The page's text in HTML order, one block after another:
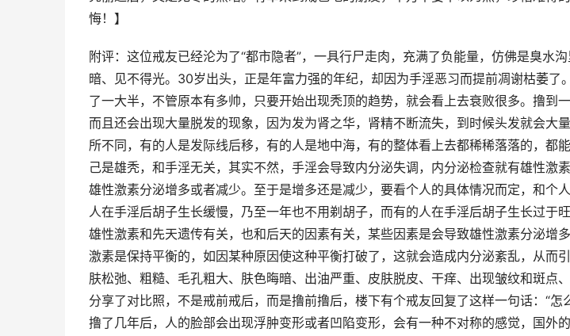
悔！】
附评：这位戒友已经沦为了“都市隐者”，一具行尸走肉，充满了负能量，仿佛是臭水
暗、见不得光。30岁出头，正是年富力强的年纪，却因为手淫恶习而提前凋谢枯萎了
了一大半，不管原本有多帅，只要开始出现秃顶的趋势，就会看上去衰败很多。撸到
而且还会出现大量脱发的现象，因为发为肾之华，肾精不断流失，到时候头发就会大
所不同，有的人是发际线后移，有的人是地中海，有的整体看上去都稀稀落落的，都
己是雄秃，和手淫无关，其实不然，手淫会导致内分泌失调，内分泌检查就有雄性激
雄性激素分泌增多或者减少。至于是增多还是减少，要看个人的具体情况而定，和个
人在手淫后胡子生长缓慢，乃至一年也不用剃胡子，而有的人在手淫后胡子生长过于
雄性激素和先天遗传有关，也和后天的因素有关，某些因素是会导致雄性激素分泌增
激素是保持平衡的，如因某种原因使这种平衡打破了，这就会造成内分泌紊乱，从而
肤松弛、粗糙、毛孔粗大、肤色晦暗、出油严重、皮肤脱皮、干痒、出现皱纹和斑点
分享了对比照，不是戒前戒后，而是撸前撸后，楼下有个戒友回复了这样一句话：“怎
撸了几年后，人的脸部会出现浮肿变形或者凹陷变形，会有一种不对称的感觉，国外